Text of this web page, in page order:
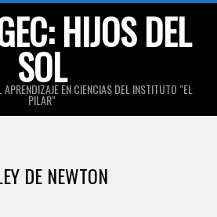
HIJOS DEL
SOL
APRENDIZAJE EN CIENCIAS DEL INSTITUTO "EL
PILAR"
DE NEWTON